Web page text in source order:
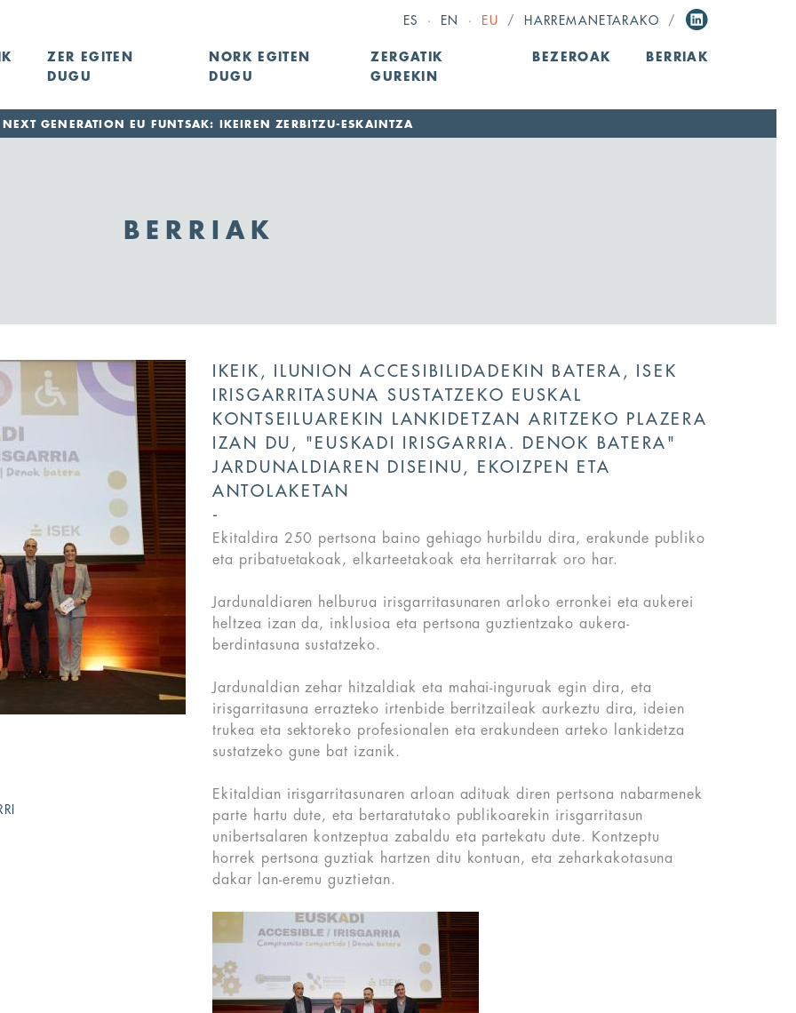
ES · EN · EU / HARREMANETARAKO /
ZER EGITEN
DUGU
NORK EGITEN
DUGU
ZERGATIK
GUREKIN
BEZEROAK BERRIAK
NEXT GENERATION EU FUNTSAK: IKEIREN ZERBITZU-ESKAINTZA
BERRIAK
IKEIK, ILUNION ACCESIBILIDADEKIN BATERA, ISEK
IRISGARRITASUNA SUSTATZEKO EUSKAL
KONTSEILUAREKIN LANKIDETZAN ARITZEKO PLAZERA
IZAN DU, "EUSKADI IRISGARRIA. DENOK BATERA"
JARDUNALDIAREN DISEINU, EKOIZPEN ETA
ANTOLAKETAN
Ekitaldira 250 pertsona baino gehiago hurbildu dira, erakunde publiko
eta pribatuetakoak, elkarteetakoak eta herritarrak oro har.
Jardunaldiaren helburua irisgarritasunaren arloko erronkei eta aukerei
heltzea izan da, inklusioa eta pertsona guztientzako aukera-
berdintasuna sustatzeko.
Jardunaldian zehar hitzaldiak eta mahai-inguruak egin dira, eta
irisgarritasuna errazteko irtenbide berritzaileak aurkeztu dira, ideien
trukea eta sektoreko profesionalen eta erakundeen arteko lankidetza
sustatzeko gune bat izanik.
Ekitaldian irisgarritasunaren arloan adituak diren pertsona nabarmenek
parte hartu dute, eta bertaratutako publikoarekin irisgarritasun
unibertsalaren kontzeptua zabaldu eta partekatu dute. Kontzeptu
horrek pertsona guztiak hartzen ditu kontuan, eta zeharkakotasuna
dakar lan-eremu guztietan.